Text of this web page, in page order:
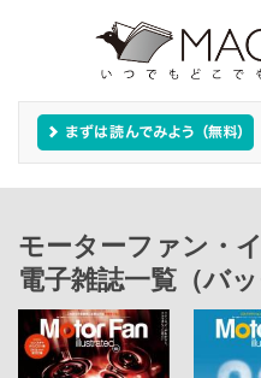
モーターファン・
電子雑誌一覧（バ